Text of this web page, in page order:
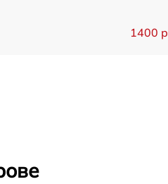
1400 р